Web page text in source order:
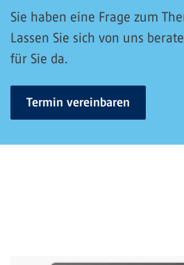
Sie haben eine Frage zum
Lassen Sie sich von uns
für Sie da.
Termin vereinbaren